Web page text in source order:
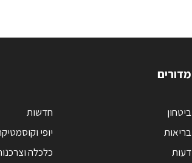
מדורים
ביטחון
בריאות
דעות
חדשות
יופי
כלכלה